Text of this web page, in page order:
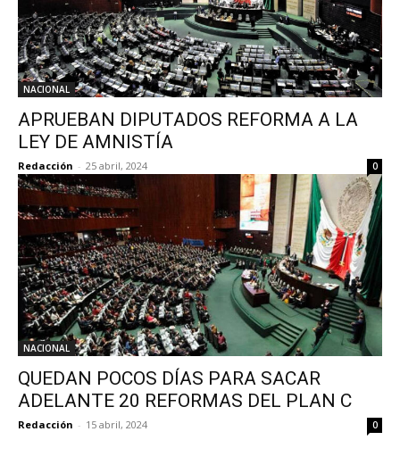
NACIONAL
APRUEBAN DIPUTADOS REFORMA A LA
LEY DE AMNISTÍA
Redacción - 25 abril, 2024 0
NACIONAL
QUEDAN POCOS DÍAS PARA SACAR
ADELANTE 20 REFORMAS DEL PLAN C
Redacción - 15 abril, 2024 0